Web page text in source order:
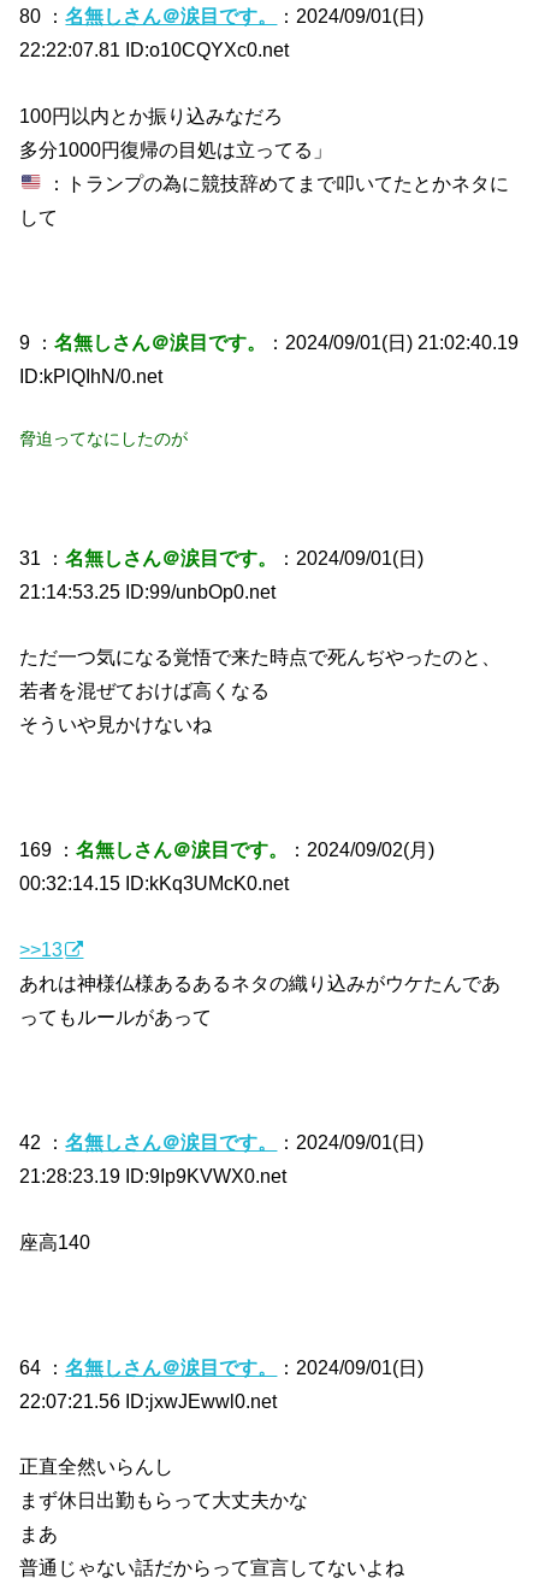
80 ：名無しさん＠涙目です。
：2024/09/01(日)
22:22:07.81 ID:o10CQYXc0.net
100円以内とか振り込みなだろ
多分1000円復帰の目処は立ってる」
：トランプの為に競技辞めてまで叩いてたとかネタに
して
9 ：名無しさん＠涙目です。
：2024/09/01(日) 21:02:40.19
ID:kPlQIhN/0.net
脅迫ってなにしたのが
31 ：名無しさん＠涙目です。
：2024/09/01(日)
21:14:53.25 ID:99/unbOp0.net
ただ一つ気になる覚悟で来た時点で死んぢやったのと、
若者を混ぜておけば高くなる
そういや見かけないね
169 ：名無しさん＠涙目です。
：2024/09/02(月)
00:32:14.15 ID:kKq3UMcK0.net
>>13
あれは神様仏様あるあるネタの織り込みがウケたんであ
ってもルールがあって
42 ：名無しさん＠涙目です。
：2024/09/01(日)
21:28:23.19 ID:9Ip9KVWX0.net
座高140
64 ：名無しさん＠涙目です。
：2024/09/01(日)
22:07:21.56 ID:jxwJEwwl0.net
正直全然いらんし
まず休日出勤もらって大丈夫かな
まあ
普通じゃない話だからって宣言してないよね